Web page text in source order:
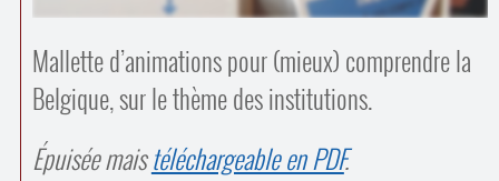
Mallette d’animations pour (mieux) comprendre la
Belgique, sur le thème des institutions.
Épuisée maistéléchargeable en PDF.